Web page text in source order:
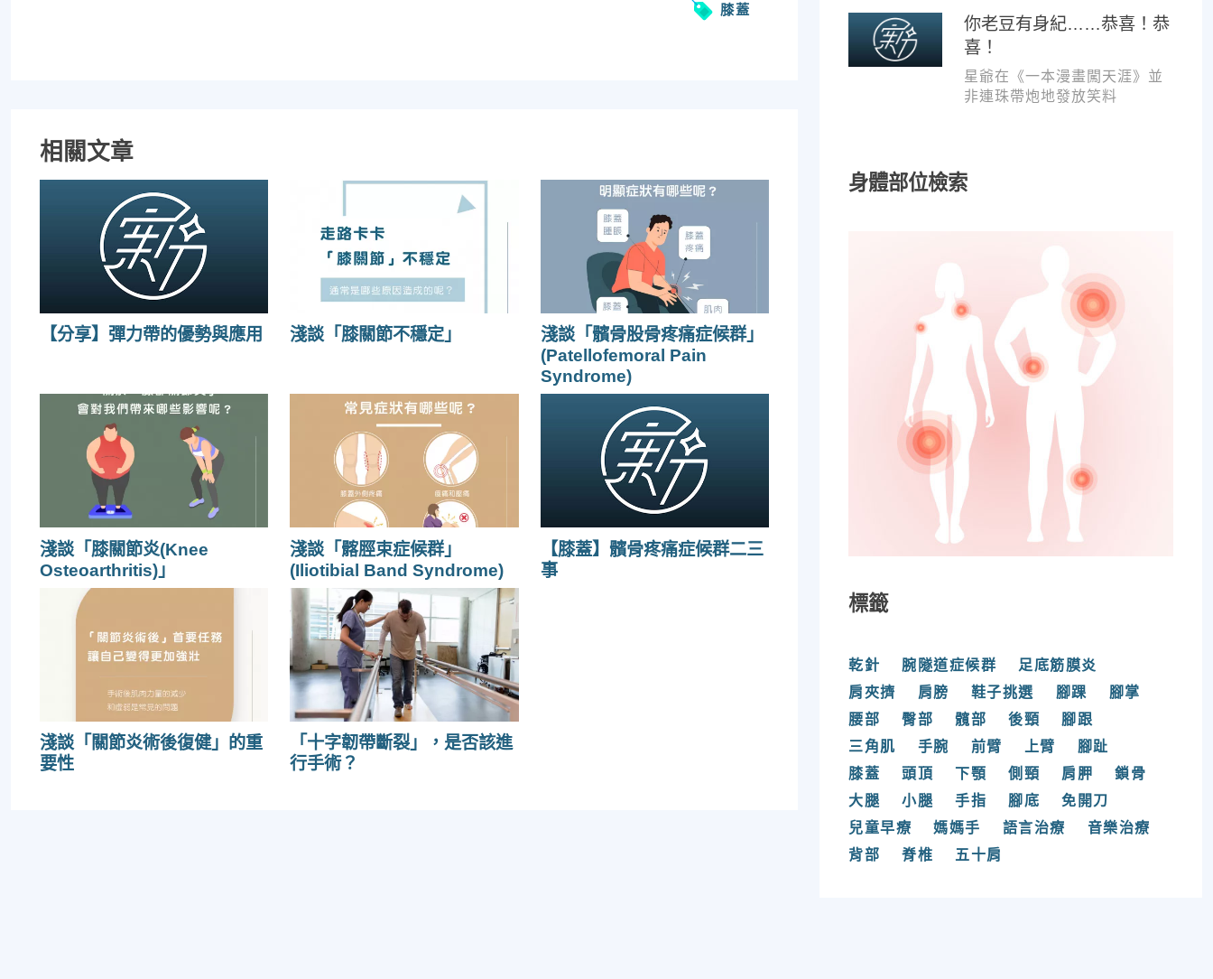
膝蓋
相關文章
【分享】彈力帶的優勢與應用 淺談「膝關節不穩定」
淺談「髕骨股骨疼痛症候群」
(Patellofemoral Pain
Syndrome)
淺談「膝關節炎(Knee
Osteoarthritis)」
淺談「髂脛束症候群」
(Iliotibial Band Syndrome)
【膝蓋】髕骨疼痛症候群二三
事
淺談「關節炎術後復健」的重
要性
「十字韌帶斷裂」，是否該進
行手術？
行多少次推拿、按摩，都難以
讓您徹底擺脫不適。
你老豆有身紀……恭喜！恭
喜！
星爺在《一本漫畫闖天涯》並
非連珠帶炮地發放笑料
身體部位檢索
標籤
乾針 腕隧道症候群
足底筋膜炎
肩夾擠
肩膀 鞋子挑選 腳踝
腳掌
腰部
臀部 髖部 後頸
腳跟
三角肌
手腕 前臂 上臂
腳趾
膝蓋
頭頂 下顎 側頸 肩胛
鎖骨
大腿
小腿 手指 腳底
免開刀
兒童早療
媽媽手 語言治療
音樂治療
背部
脊椎 五十肩